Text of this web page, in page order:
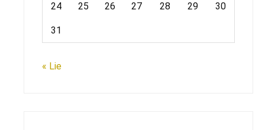
24 25 26 27 28 29 30
31
« Lie